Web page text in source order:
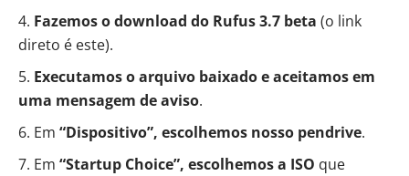
Fazemos o download do Rufus 3.7 beta (o link
direto é este).
Executamos o arquivo baixado e aceitamos em
uma mensagem de aviso.
Em “Dispositivo”, escolhemos nosso pendrive.
Em “Startup Choice”, escolhemos a ISO que